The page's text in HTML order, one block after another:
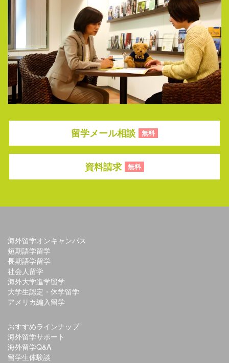
留学メール相談 無料
資料請求 無料
海外留学オンキャンパス
短期語学留学
長期語学留学
社会人留学
海外大学進学留学
大学生認定・休学留学
アメリカ編入留学
おすすめラインナップ
海外留学サポート
海外留学Q&A
留学生体験談